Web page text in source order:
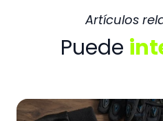
Artículos
Puede